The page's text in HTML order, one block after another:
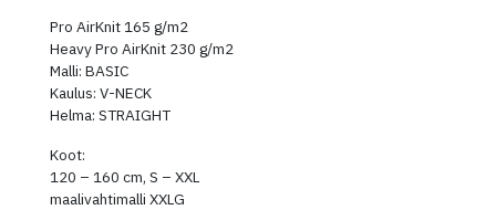
Pro AirKnit 165 g/m2
Heavy Pro AirKnit 230 g/m2
Malli: BASIC
Kaulus: V-NECK
Helma: STRAIGHT
Koot:
120 – 160 cm, S – XXL
maalivahtimalli XXLG